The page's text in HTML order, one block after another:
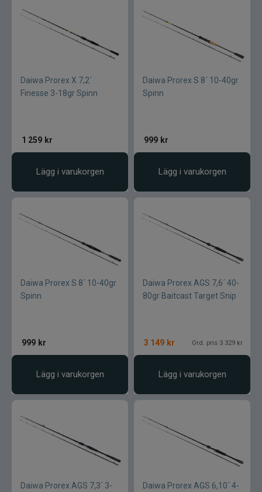
Daiwa Prorex X 7,2´
Finesse 3-18gr Spinn
1 259 kr
Lägg i varukorgen
Daiwa Prorex S 8´ 10-40gr
Spinn
999 kr
Lägg i varukorgen
Daiwa Prorex S 8´ 10-40gr
Spinn
999 kr
Lägg i varukorgen
Daiwa Prorex AGS 7,6´ 40-
80gr Baitcast Target Snip
3 149 kr Ord. pris 3 329 kr
Lägg i varukorgen
Daiwa Prorex AGS 7,3´ 3-
Daiwa Prorex AGS 6,10´ 4-